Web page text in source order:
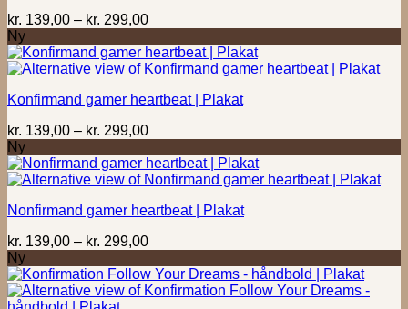
kr. 139,00 – kr. 299,00Prisinterval:
til
kr. 299,00
Ny
Konfirmand gamer heartbeat | Plakat
kr. 139,00 – kr. 299,00Prisinterval:
til
kr. 299,00
Ny
Nonfirmand gamer heartbeat | Plakat
kr. 139,00 – kr. 299,00Prisinterval:
til
kr. 299,00
Ny